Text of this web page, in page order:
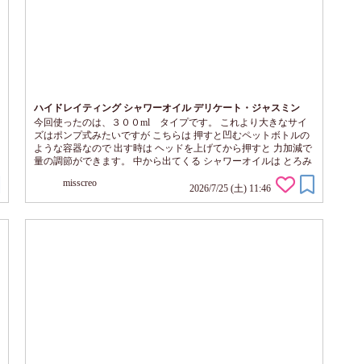
ハイドレイティング シャワーオイル デリケート・ジャスミン
今回使ったのは、３００ml タイプです。 これより大きなサイ
ズはポンプ式みたいですが こちらは 押すと凹むペットボトルの
ような容器なので 出す時は ヘッドを上げてから押すと 力加減で
量の調節ができます。 中から出てくる シャワーオイルは とろみ
が強くトロリーと したテクスチャで ねっとりしてます。 なの
で、 手持ちのネットを使うと 濃密な泡が簡単に作れるので 使い
やすいし とにかく フレグランスのような香りが バスルームに広
misscreo 2026/7/25 (土) 11:46